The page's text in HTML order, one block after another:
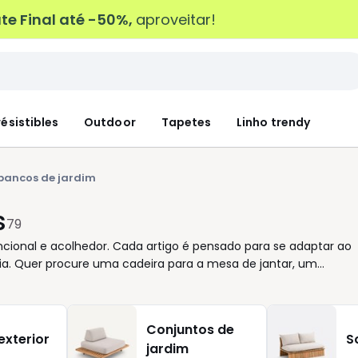
Final até -50%, aproveitar!
Outdoor Tapetes Linho trendy
de jardim
79
e acolhedor. Cada artigo é pensado para se adaptar ao
Quer procure uma cadeira para a mesa de jantar, um
descubra peças que combinam elegância e utilidade
Aposte em estruturas em madeira ou metal conforme as
o conforto. Mais do que produtos, estas soluções
convida ao descanso, cada conjunto de cadeiras
Conjuntos de
jardim